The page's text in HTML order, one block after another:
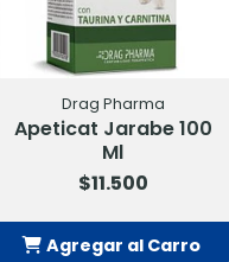
Drag Pharma
Apeticat Jarabe 100
Ml
$11.500
Agregar al Carro